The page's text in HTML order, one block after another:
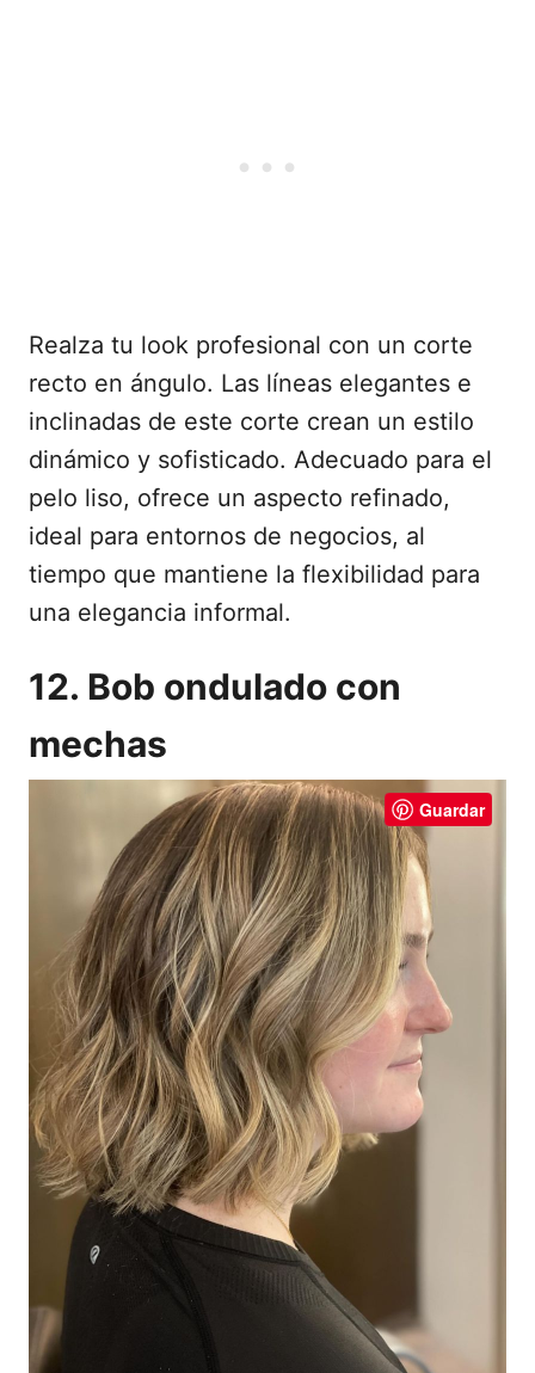
Realza tu look profesional con un corte
recto en ángulo. Las líneas elegantes e
inclinadas de este corte crean un estilo
dinámico y sofisticado. Adecuado para el
pelo liso, ofrece un aspecto refinado,
ideal para entornos de negocios, al
tiempo que mantiene la flexibilidad para
una elegancia informal.
12. Bob ondulado con
mechas
Guardar